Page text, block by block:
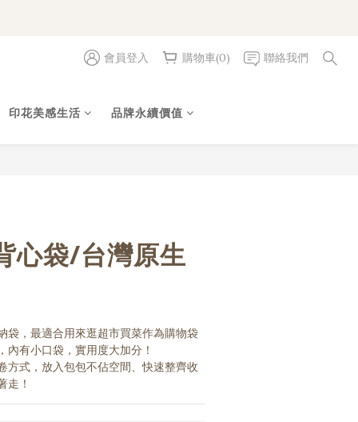
會員登入 購物車(0) 聯絡我們
印花美感生活 品牌永續價值
心袋/台灣原生
袋，最適合用來逛超市買菜作為購物袋
內有小口袋，實用度大加分！
方式，放入包包不佔空間、快速整齊收
走！
立即購買